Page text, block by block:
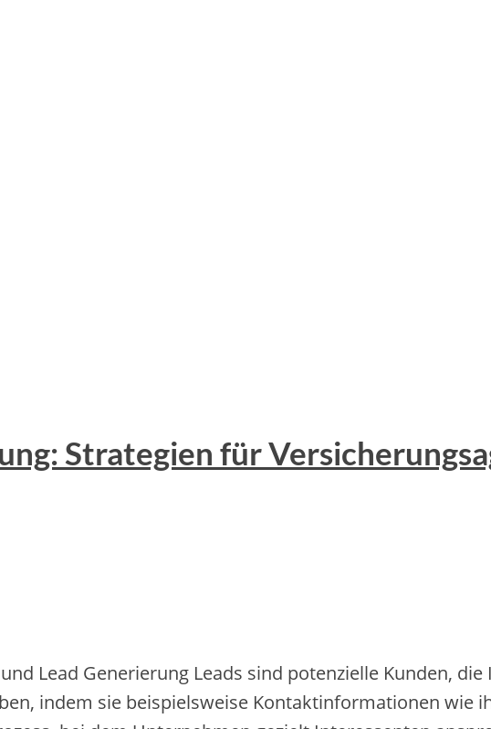
Strategien für
Lead Generierung Leads sind potenzielle Kunden,
indem sie beispielsweise Kontaktinformationen wie